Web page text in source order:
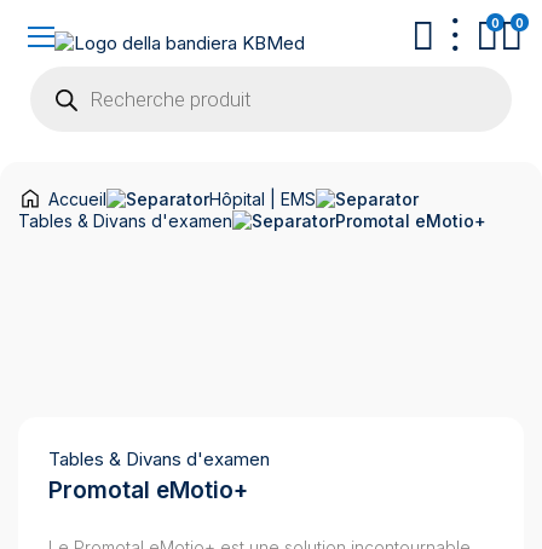
produits
0 0
Accueil
Hôpital | EMS
Tables & Divans d'examen
Promotal eMotio+
Tables & Divans d'examen
Promotal eMotio+